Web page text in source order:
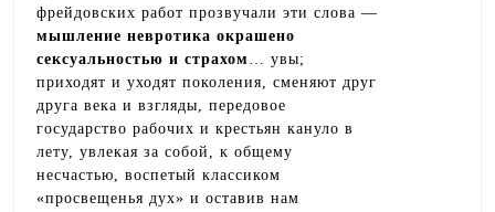
фрейдовских работ прозвучали эти слова —
мышление невротика окрашено
сексуальностью и страхом … увы;
приходят и уходят поколения, сменяют друг
друга века и взгляды, передовое
государство рабочих и крестьян кануло в
лету, увлекая за собой, к общему
несчастью, воспетый классиком
«просвещенья дух» и оставив нам